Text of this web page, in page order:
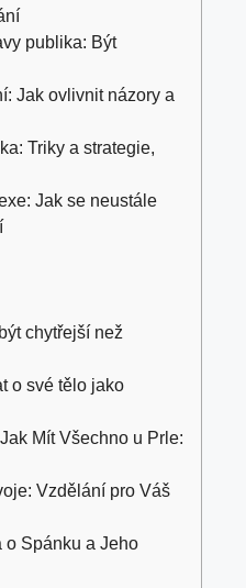
publika: Být
Jak ovlivnit názory a
Triky a strategie,
Jak se neustále
chytřejší než
o své tělo jako
Mít Všechno u Prle:
Vzdělání pro Váš
o Spánku a Jeho